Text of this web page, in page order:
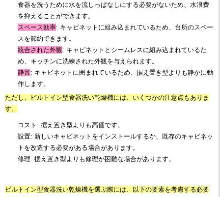
食器を洗うために水を流しっぱなしにする必要がないため、 水浪费
を抑えることができます。
スペース効率: キャビネットに組み込まれているため、台所のスペー
スを節約できます。
統合された外観: キャビネットとシームレスに組み込まれているた
め、キッチンに洗練された外観を与えられます。
静音: キャビネットに囲まれているため、据え置き型よりも静かに動
作します。
ただし、ビルトイン型食器洗い乾燥機には、いくつかの注意点もありま
す。
コスト: 据え置き型よりも高価です。
設置: 新しいキャビネットをインストールするか、既存のキャビネッ
トを改造する必要がある場合があります。
修理: 据え置き型よりも修理が困難な場合があります。
ビルトイン型食器洗い乾燥機を選ぶ際には、以下の要素を考慮する必要